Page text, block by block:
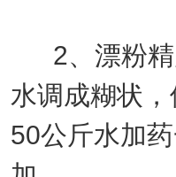
2、漂粉
水调成糊状
50公斤水加